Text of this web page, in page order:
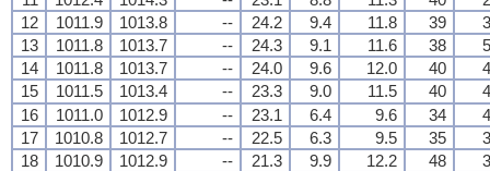
12
1011.9 1013.8 -- 24.2 9.4 11.8 39
13
1011.8 1013.7 -- 24.3 9.1 11.6 38
14
1011.8 1013.7 -- 24.0 9.6 12.0 40
15
1011.5 1013.4 -- 23.3 9.0 11.5 40
16
1011.0 1012.9 -- 23.1 6.4 9.6 34
17
1010.8 1012.7 -- 22.5 6.3 9.5 35
18
1010.9 1012.9 -- 21.3 9.9 12.2 48